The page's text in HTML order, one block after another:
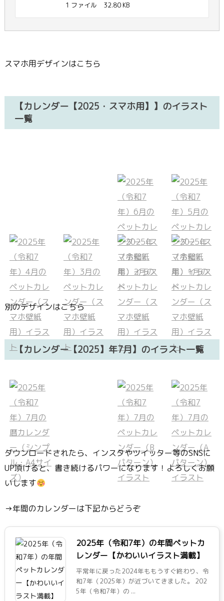
1 ファイル 32.80 KB
スマホ用デザインはこちら
【カレンダー【2025・スマホ用】】のイラスト
一覧
別のデザインはこちら
【カレンダー【2025】年7月】のイラスト一覧
ダウンロードされたら、インスタやツイッター等のSNSに
UP頂けると、書き続けるパワーになります！よろしくお願
いします
→年間のカレンダーは下記からどうぞ
2025年（令和7年）の年間ペットカ
レンダー【かわいいイラスト満載】
平常年に戻った2024年ももうすぐ終わり、令
和7年（2025年）が近づいてきました。 202
5年（令和7年）の ...